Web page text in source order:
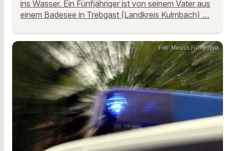
ins Wasser. Ein Fünfjähriger ist von seinem Vater aus
einem Badesee in Trebgast (Landkreis Kulmbach) …
Foto: Marcus Führer/dpa